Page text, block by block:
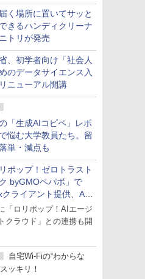
く場所に置いてサッと
きるハンディクリーナ
トリが発売
、初学者向け「社会人
のデータサイエンス入
ニューアル開講
「生成AIコピペ」レポ
悩む大学教員たち。留
単・減点も
リポップ！ゼロトラスト
byGMOペパボ」で
クライアント提供、AI
ェントの接続が容易に
「ロリポップ！AIエージ
クラウド」との連携も開
自宅Wi-Fiの“わからな
ッキリ！